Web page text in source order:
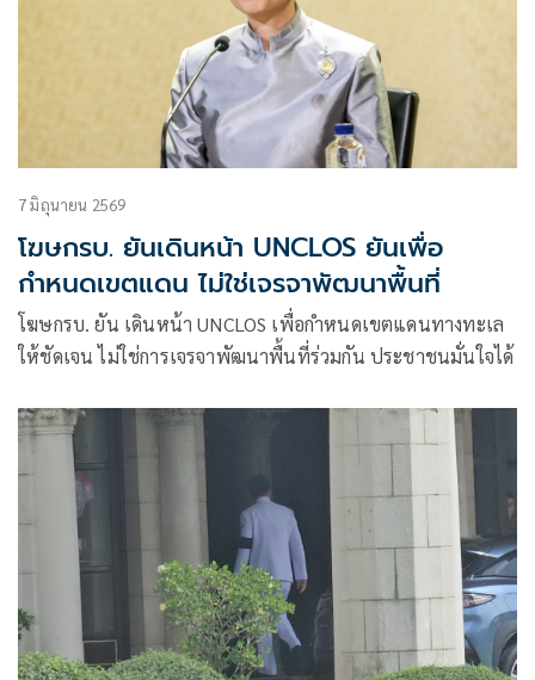
7 มิถุนายน 2569
โฆษกรบ. ยันเดินหน้า UNCLOS ยันเพื่อ
กำหนดเขตแดน ไม่ใช่เจรจาพัฒนาพื้นที่
โฆษกรบ. ยัน เดินหน้า UNCLOS เพื่อกำหนดเขตแดนทางทะเล
ให้ชัดเจน ไม่ใช่การเจรจาพัฒนาพื้นที่ร่วมกัน ประชาชนมั่นใจได้